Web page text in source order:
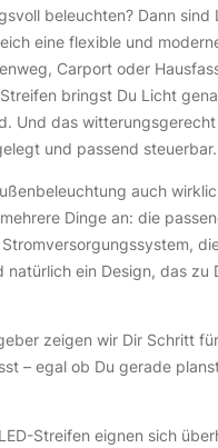
beleuchten? Dann sind
eine flexible und
Carport oder
bringst Du Licht
Und das
und passend steuerbar.
auch
Dinge an: die
natürlich ein Design, das zu
zeigen wir Dir Schritt
– egal ob Du gerade
Streifen eignen sich